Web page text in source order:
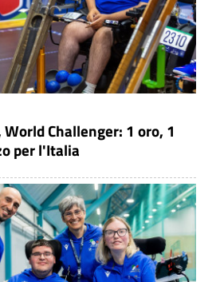
World Challenger: 1 oro, 1
per l'Italia